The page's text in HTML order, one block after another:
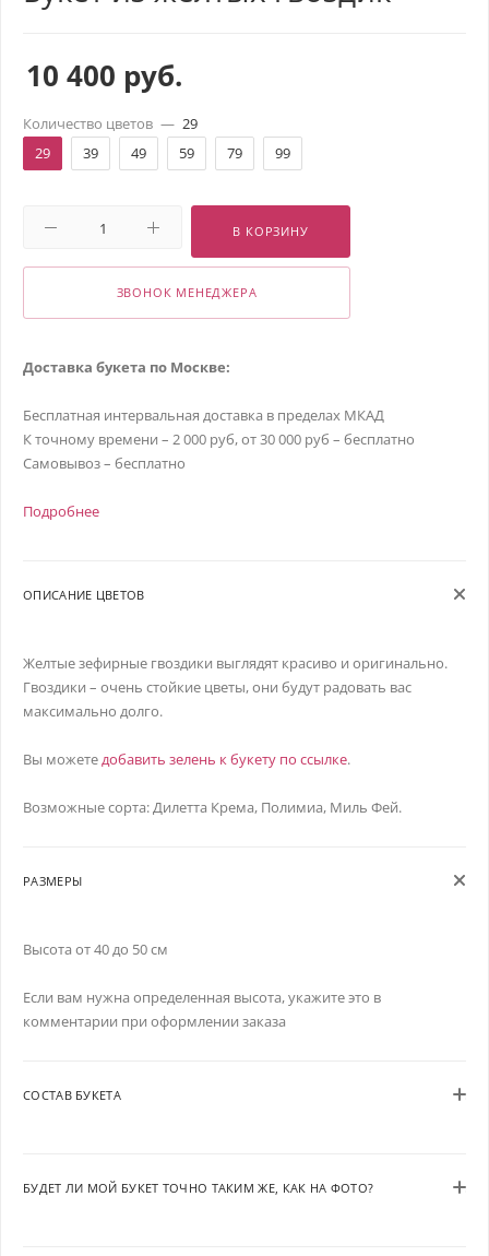
10 400 руб.
Количество цветов — 29
29
39 49 59 79 99
В КОРЗИНУ
ЗВОНОК МЕНЕДЖЕРА
Доставка букета по Москве:
Бесплатная интервальная доставка в пределах МКАД
К точному времени – 2 000 руб, от 30 000 руб – бесплатно
Самовывоз – бесплатно
Подробнее
ОПИСАНИЕ ЦВЕТОВ
Желтые зефирные гвоздики выглядят красиво и оригинально.
Гвоздики – очень стойкие цветы, они будут радовать вас
максимально долго.
Вы можетедобавить зелень к букету по ссылке.
Возможные сорта: Дилетта Крема, Полимиа, Миль Фей.
РАЗМЕРЫ
Высота от 40 до 50 см
Если вам нужна определенная высота, укажите это в
комментарии при оформлении заказа
СОСТАВ БУКЕТА
БУДЕТ ЛИ МОЙ БУКЕТ ТОЧНО ТАКИМ ЖЕ, КАК НА ФОТО?